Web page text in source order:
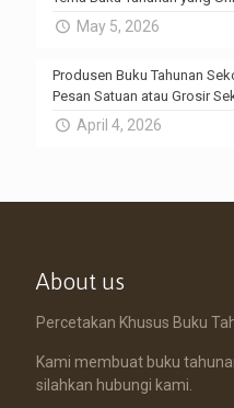
May 5, 2026
Produsen Buku Tahunan
Pesan Satuan atau Grosir
April 4, 2026
About us
Percetakan Khusus Buku
Kami membuat buku
silahkan hubungi kami.